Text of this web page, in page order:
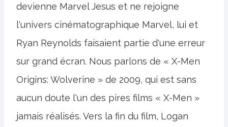
devienne Marvel Jesus et ne rejoigne
l'univers cinématographique Marvel, lui et
Ryan Reynolds faisaient partie d'une erreur
sur grand écran. Nous parlons de « X-Men
Origins: Wolverine » de 2009, qui est sans
aucun doute l'un des pires films « X-Men »
jamais réalisés. Vers la fin du film, Logan